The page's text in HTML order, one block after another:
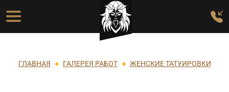
Перейти к основному содержанию
Основная навигация
Строка навигации
ГЛАВНАЯ ГАЛЕРЕЯ РАБОТ ЖЕНСКИЕ ТАТУИРОВКИ